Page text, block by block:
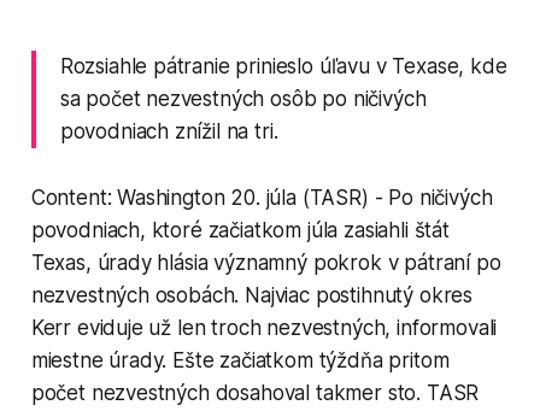
Rozsiahle pátranie prinieslo úľavu v Texase, kde
sa počet nezvestných osôb po ničivých
povodniach znížil na tri.
Content: Washington 20. júla (TASR) - Po ničivých
povodniach, ktoré začiatkom júla zasiahli štát
Texas, úrady hlásia významný pokrok v pátraní po
nezvestných osobách. Najviac postihnutý okres
Kerr eviduje už len troch nezvestných, informovali
miestne úrady. Ešte začiatkom týždňa pritom
počet nezvestných dosahoval takmer sto. TASR